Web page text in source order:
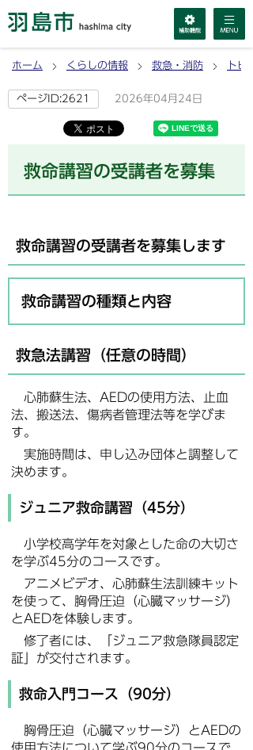
ホーム くらしの情報 救急・消防 トピ
ページID:2621 2026年04月24日
救命講習の受講者を募集
救命講習の受講者を募集します
救命講習の種類と内容
救急法講習（任意の時間）
心肺蘇生法、AEDの使用方法、止血
法、搬送法、傷病者管理法等を学びま
す。
実施時間は、申し込み団体と調整して
決めます。
ジュニア救命講習（45分）
小学校高学年を対象とした命の大切さ
を学ぶ45分のコースです。
アニメビデオ、心肺蘇生法訓練キット
を使って、胸骨圧迫（心臓マッサージ）
とAEDを体験します。
修了者には、「ジュニア救急隊員認定
証」が交付されます。
救命入門コース（90分）
胸骨圧迫（心臓マッサージ）とAEDの